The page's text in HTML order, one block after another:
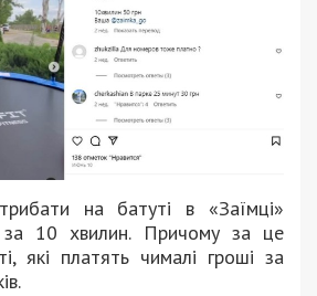
на батуті в «Заїмці»
10 хвилин. Причому за це
які платять чималі гроші за